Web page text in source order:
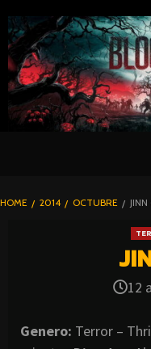
TO
CONTENT
HOME 2014 OCTUBRE
12
Genero: Terror –